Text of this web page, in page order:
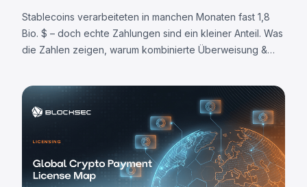
Stablecoins verarbeiteten in manchen Monaten fast 1,8
Bio. $ – doch echte Zahlungen sind ein kleiner Anteil. Was
die Zahlen zeigen, warum kombinierte Überweisung &